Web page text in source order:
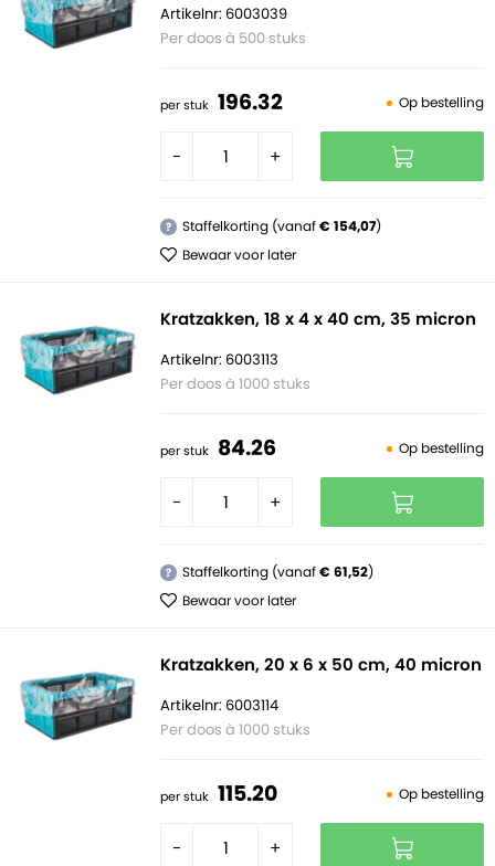
Artikelnr: 6003039
Per doos à 500 stuks
per stuk 196.32 Op bestelling
- +
? Staffelkorting (vanaf€ 154,07)
Bewaar voor later
Kratzakken, 18 x 4 x 40 cm, 35 micron
Artikelnr: 6003113
Per doos à 1000 stuks
per stuk 84.26 Op bestelling
- +
? Staffelkorting (vanaf€ 61,52)
Bewaar voor later
Kratzakken, 20 x 6 x 50 cm, 40 micron
Artikelnr: 6003114
Per doos à 1000 stuks
per stuk 115.20 Op bestelling
- +